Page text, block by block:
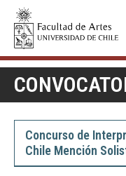
Concurso de
Chile Mención